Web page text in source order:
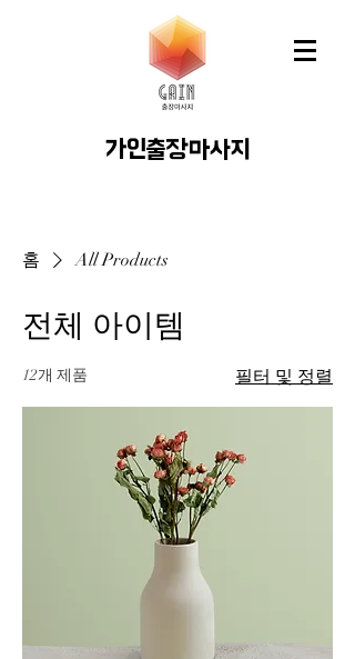
가인출장마사지
홈 All Products
전체 아이템
12개 제품 필터 및 정렬